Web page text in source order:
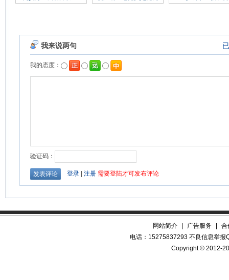
网站简介 广告服务
合
电话：15275837293 不良信息举
Copyright © 2012-